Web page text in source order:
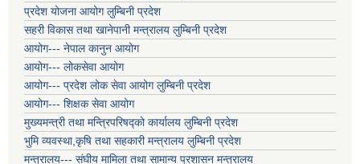
प्रदेश योजना आयोग लुम्बिनी प्रदेश
सहरी विकास तथा खानेपानी मन्त्रालय लुम्बिनी प्रदेश
आयोग--- नेपाल कानुन आयोग
आयोग--- लोकसेवा आयोग
आयोग--- प्रदेश लोक सेवा आयोग लुम्बिनी प्रदेश
आयोग--- शिक्षक सेवा आयोग
मुख्यमन्त्री तथा मन्त्रिपरिषद्को कार्यालय लुम्बिनी प्रदेश
भुमि व्यवस्था,कृषि तथा सहकारी मन्त्रालय लुम्बिनी प्रदेश
मन्त्रालय--- संघीय मामिला तथा सामान्य प्रशासन मन्त्रालय